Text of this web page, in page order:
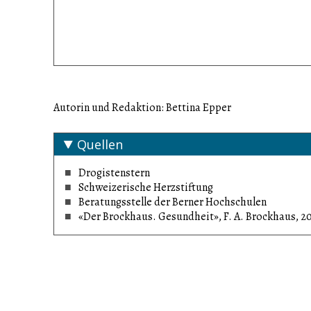
Autorin und Redaktion: Bettina Epper
Quellen
Drogistenstern
Schweizerische Herzstiftung
Beratungsstelle der Berner Hochschulen
«Der Brockhaus. Gesundheit», F. A. Brockhaus,